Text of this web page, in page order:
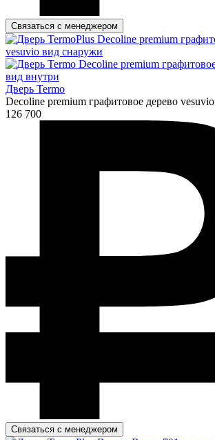
Связаться с менеджером
Дверь Termo
Decoline premium графитовое дерево vesuvio
126 700
Связаться с менеджером